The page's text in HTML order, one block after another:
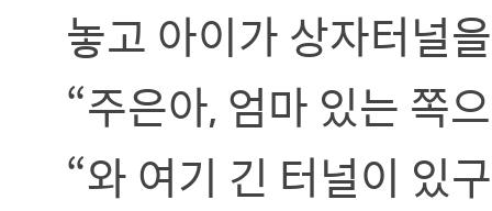
놓고 아이가 상자터널
“주은아, 엄마 있는 쪽
“와 여기 긴 터널이 있